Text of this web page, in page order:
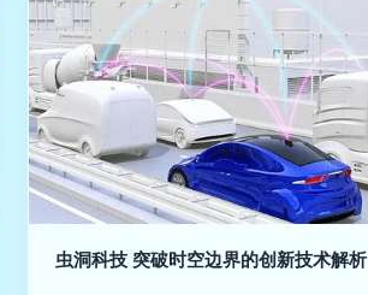
虫洞科技 突破时空边界的创新技术解析